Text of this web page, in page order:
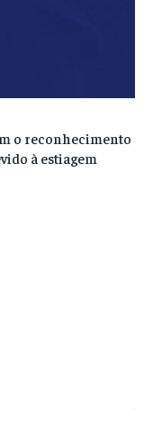
o reconhecimento
à estiagem